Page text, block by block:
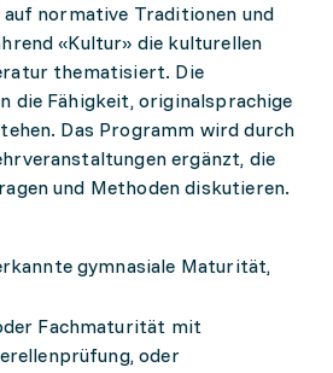
normative Traditionen und
«Kultur» die kulturellen
thematisiert. Die
die Fähigkeit, originalsprachige
Das Programm wird durch
ergänzt, die
und Methoden diskutieren.
gymnasiale Maturität,
Fachmaturität mit
oder